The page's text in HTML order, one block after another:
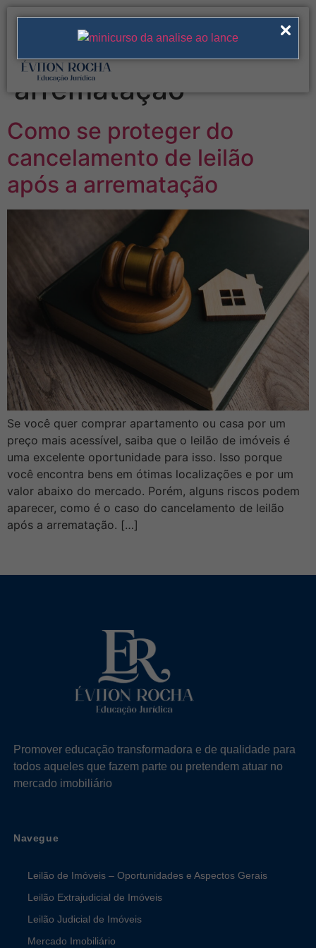
Tag:cancelamento
de leilão após
arrematação
Como se proteger do
cancelamento de leilão
após a arrematação
Se você quer comprar apartamento ou casa por um
preço mais acessível, saiba que o leilão de imóveis é
uma excelente oportunidade para isso. Isso porque
você encontra bens em ótimas localizações e por um
valor abaixo do mercado. Porém, alguns riscos podem
aparecer, como é o caso do cancelamento de leilão
após a arrematação. […]
Promover educação transformadora e de qualidade para
todos aqueles que fazem parte ou pretendem atuar no
mercado imobiliário
Navegue
Leilão de Imóveis – Oportunidades e Aspectos Gerais
Leilão Extrajudicial de Imóveis
Leilão Judicial de Imóveis
Mercado Imobiliário